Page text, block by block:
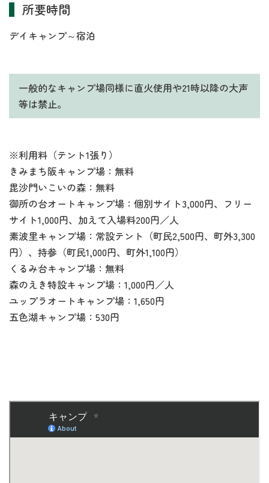
所要時間
デイキャンプ～宿泊
一般的なキャンプ場同様に直火使用や21時以降の大声
等は禁止。
※利用料（テント1張り）
きみまち阪キャンプ場：無料
毘沙門いこいの森：無料
御所の台オートキャンプ場：個別サイト3,000円、フリー
サイト1,000円、加えて入場料200円／人
素波里キャンプ場：常設テント（町民2,500円、町外3,300
円）、持参（町民1,000円、町外1,100円）
くるみ台キャンプ場：無料
森のえき特設キャンプ場：1,000円／人
ユップラオートキャンプ場：1,650円
五色湖キャンプ場：530円